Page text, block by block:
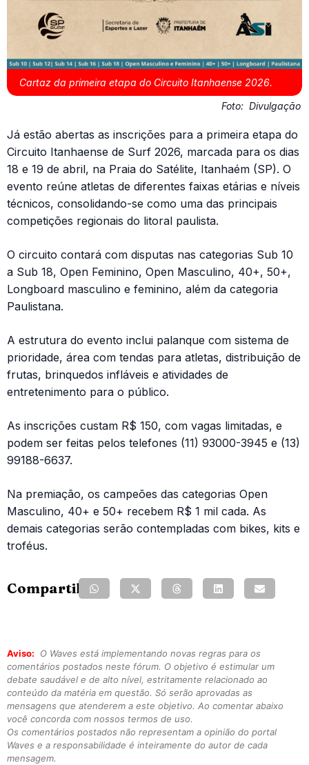
Cartaz da primeira etapa do Circuito Itanhaense 2026.
Foto: Divulgação
Já estão abertas as inscrições para a primeira etapa do
Circuito Itanhaense de Surf 2026, marcada para os dias
18 e 19 de abril, na Praia do Satélite, Itanhaém (SP). O
evento reúne atletas de diferentes faixas etárias e níveis
técnicos, consolidando-se como uma das principais
competições regionais do litoral paulista.
O circuito contará com disputas nas categorias Sub 10
a Sub 18, Open Feminino, Open Masculino, 40+, 50+,
Longboard masculino e feminino, além da categoria
Paulistana.
A estrutura do evento inclui palanque com sistema de
prioridade, área com tendas para atletas, distribuição de
frutas, brinquedos infláveis e atividades de
entretenimento para o público.
As inscrições custam R$ 150, com vagas limitadas, e
podem ser feitas pelos telefones (11) 93000-3945 e (13)
99188-6637.
Na premiação, os campeões das categorias Open
Masculino, 40+ e 50+ recebem R$ 1 mil cada. As
demais categorias serão contempladas com bikes, kits e
troféus.
Compartilhe:
Aviso:
O Waves está implementando novas regras para os
comentários postados neste fórum. O objetivo é estimular um
debate saudável e de alto nível, estritamente relacionado ao
conteúdo da matéria em questão. Só serão aprovadas as
mensagens que atenderem a este objetivo. Ao comentar abaixo
você concorda com nossos termos de uso.
Os comentários postados não representam a opinião do portal
Waves e a responsabilidade é inteiramente do autor de cada
mensagem.